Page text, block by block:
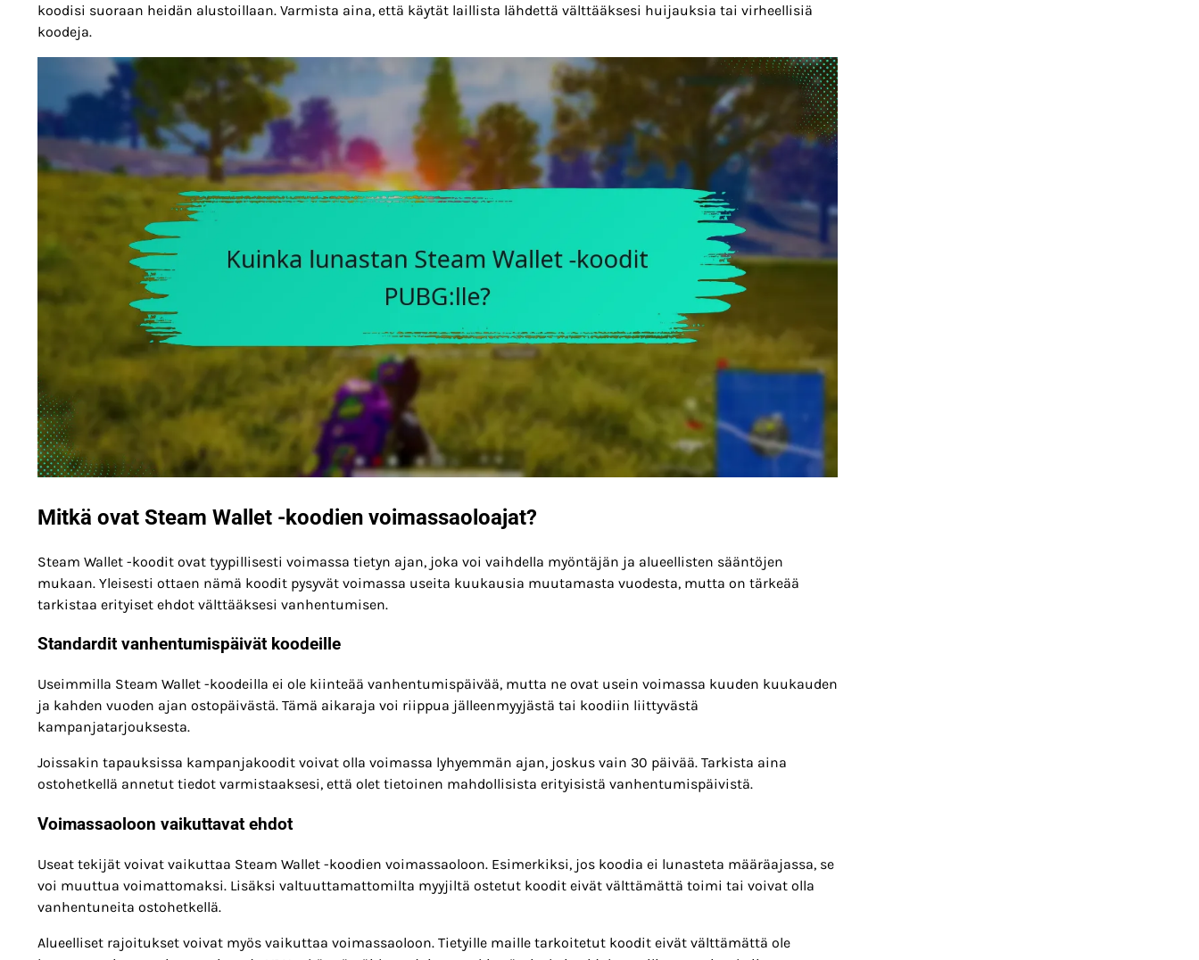
koodisi suoraan heidän alustoillaan. Varmista aina, että käytät laillista lähdettä välttääksesi huijauksia tai virheellisiä
koodeja.
Mitkä ovat Steam Wallet -koodien voimassaoloajat?
Steam Wallet -koodit ovat tyypillisesti voimassa tietyn ajan, joka voi vaihdella myöntäjän ja alueellisten sääntöjen
mukaan. Yleisesti ottaen nämä koodit pysyvät voimassa useita kuukausia muutamasta vuodesta, mutta on tärkeää
tarkistaa erityiset ehdot välttääksesi vanhentumisen.
Standardit vanhentumispäivät koodeille
Useimmilla Steam Wallet -koodeilla ei ole kiinteää vanhentumispäivää, mutta ne ovat usein voimassa kuuden kuukauden
ja kahden vuoden ajan ostopäivästä. Tämä aikaraja voi riippua jälleenmyyjästä tai koodiin liittyvästä
kampanjatarjouksesta.
Joissakin tapauksissa kampanjakoodit voivat olla voimassa lyhyemmän ajan, joskus vain 30 päivää. Tarkista aina
ostohetkellä annetut tiedot varmistaaksesi, että olet tietoinen mahdollisista erityisistä vanhentumispäivistä.
Voimassaoloon vaikuttavat ehdot
Useat tekijät voivat vaikuttaa Steam Wallet -koodien voimassaoloon. Esimerkiksi, jos koodia ei lunasteta määräajassa, se
voi muuttua voimattomaksi. Lisäksi valtuuttamattomilta myyjiltä ostetut koodit eivät välttämättä toimi tai voivat olla
vanhentuneita ostohetkellä.
Alueelliset rajoitukset voivat myös vaikuttaa voimassaoloon. Tietyille maille tarkoitetut koodit eivät välttämättä ole